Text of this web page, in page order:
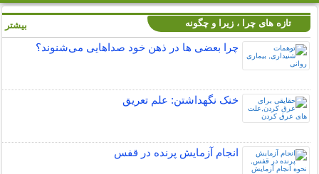
تازه های چرا ، زیرا و چگونه
چرا بعضی ها در ذهن خود صداهایی می‌شنوند؟
خنک نگهداشتن: علم تعریق
انجام آزمایش پرنده در قفس
بیشتر